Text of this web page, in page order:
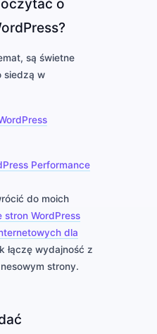
o
są świetne
siedzą w
Performance
do moich
stron WordPress
dla
łączę wydajność z
strony.